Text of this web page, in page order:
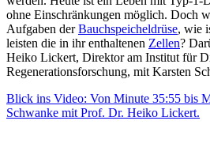
ohne Einschränkungen möglich. Doch
Aufgaben derBauchspeicheldrüse, wie
leisten die in ihr enthaltenen Zellen?
Heiko Lickert, Direktor am Institut für
Regenerationsforschung, mit Karsten
Blick ins Video: Von Minute 35:55 bis
Schwanke mit Prof. Dr. Heiko Lickert.